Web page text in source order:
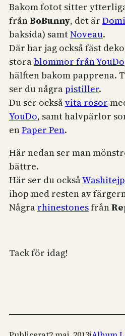
Bakom fotot sitter
frånBoBunny, det är
baksida) samtNoveau.
Där har jag också fäst
storablommor från YouDo
hälften bakom papprena.
ser du någrapistiller.
Du ser ocksåvita rosor
YouDo, samt halvpärlor
enPaper Pen.
Här nedan ser man
bättre.
Här ser du ocksåWashitejp
ihop med resten av
Några rhinestonesfrån
Tack för idag!